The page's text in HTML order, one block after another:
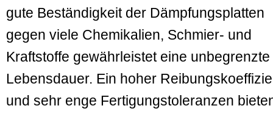
gute Beständigkeit der Dämpfungsplatten
gegen viele Chemikalien, Schmier- und
Kraftstoffe gewährleistet eine un­begrenzte
Lebensdauer. Ein hoher
und sehr enge Fertigungstoleranzen